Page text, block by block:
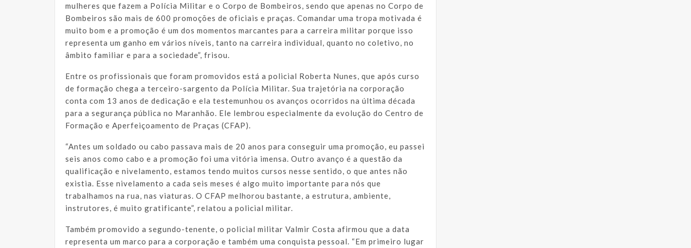
mulheres que fazem a Polícia Militar e o Corpo de Bombeiros, sendo que apenas no Corpo de
Bombeiros são mais de 600 promoções de oficiais e praças. Comandar uma tropa motivada é
muito bom e a promoção é um dos momentos marcantes para a carreira militar porque isso
representa um ganho em vários níveis, tanto na carreira individual, quanto no coletivo, no
âmbito familiar e para a sociedade”, frisou.
Entre os profissionais que foram promovidos está a policial Roberta Nunes, que após curso
de formação chega a terceiro-sargento da Polícia Militar. Sua trajetória na corporação
conta com 13 anos de dedicação e ela testemunhou os avanços ocorridos na última década
para a segurança pública no Maranhão. Ele lembrou especialmente da evolução do Centro de
Formação e Aperfeiçoamento de Praças (CFAP).
“Antes um soldado ou cabo passava mais de 20 anos para conseguir uma promoção, eu passei
seis anos como cabo e a promoção foi uma vitória imensa. Outro avanço é a questão da
qualificação e nivelamento, estamos tendo muitos cursos nesse sentido, o que antes não
existia. Esse nivelamento a cada seis meses é algo muito importante para nós que
trabalhamos na rua, nas viaturas. O CFAP melhorou bastante, a estrutura, ambiente,
instrutores, é muito gratificante”, relatou a policial militar.
Também promovido a segundo-tenente, o policial militar Valmir Costa afirmou que a data
representa um marco para a corporação e também uma conquista pessoal. “Em primeiro lugar